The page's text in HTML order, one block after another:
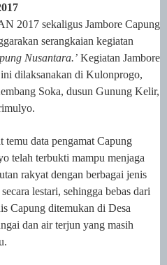
2017 sekaligus Jambore Capung
serangkaian kegiatan
Nusantara.’ Kegiatan Jambore
dilaksanakan di Kulonprogo,
Soka, dusun Gunung Kelir,
data pengamat Capung
telah terbukti mampu menjaga
rakyat dengan berbagai jenis
lestari, sehingga bebas dari
Capung ditemukan di Desa
dan air terjun yang masih